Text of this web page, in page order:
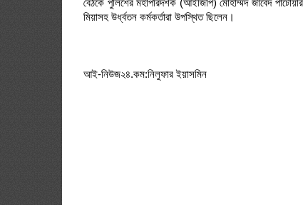
বৈঠকে পুলিশের মহাপরিদর্শক (আইজিপি) মোহাম্মদ জাবেদ
মিয়াসহ উর্ধ্বতন কর্মকর্তারা উপস্থিত ছিলেন।
আই-নিউজ২৪.কম:নিলুফার ইয়াসমিন